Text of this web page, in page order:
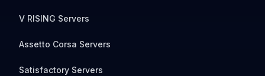
V RISING Servers
Assetto Corsa Servers
Satisfactory Servers